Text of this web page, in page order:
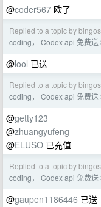
@coder567 欧了
Replied to a topic by
coding， Codex api 免费送
@lool 已送
Replied to a topic by
coding， Codex api 免费送
@getty123
@zhuangyufeng
@ELUSO 已充值
Replied to a topic by
coding， Codex api 免费送
@gaupen1186446 已送